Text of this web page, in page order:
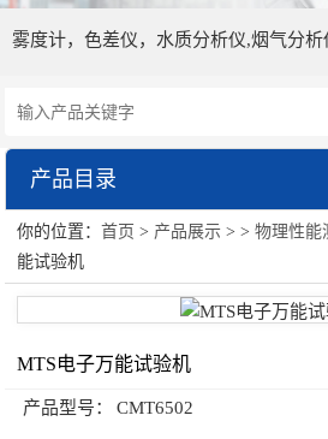
雾度计，色差仪，水质分析仪,烟气分析
产品目录
物理性能测试仪器
硬度计系列
你的位置：首页 > 产品展示 > >物理性能
能试验机
MTS电子万能试验机
产品型号： CMT6502